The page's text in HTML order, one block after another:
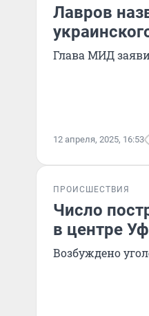
Лавров
Глава МИД
12 апреля, 2025, 16:53
ПРОИСШЕСТВИЯ
Число
в центре
Возбуждено